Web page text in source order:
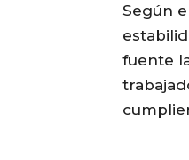
Según
fuente